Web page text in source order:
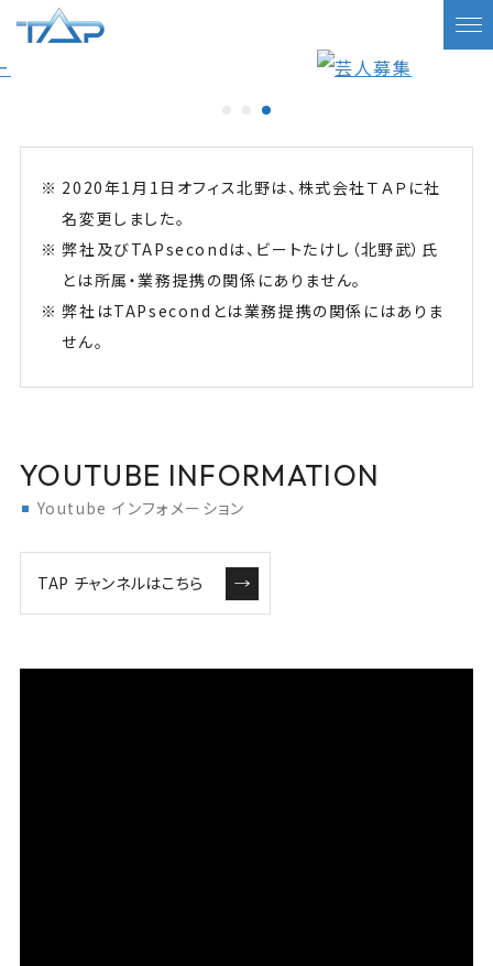
2020年1月1日オフィス北野は、株式会社ＴＡＰに社
名変更しました。
弊社及びTAPsecondは、ビートたけし（北野武）氏
とは所属・業務提携の関係にありません。
弊社はTAPsecondとは業務提携の関係にはありま
せん。
YOUTUBE INFORMATION
Youtube インフォメーション
TAP チャンネルはこちら